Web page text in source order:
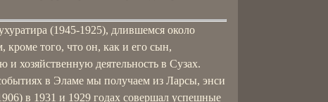
(1945-1925), длившемся около
кроме того, что он, как и его сын,
хозяйственную деятельность в Сузах.
в Эламе мы получаем из Ларсы, энси
в 1931 и 1929 годах совершал успешные